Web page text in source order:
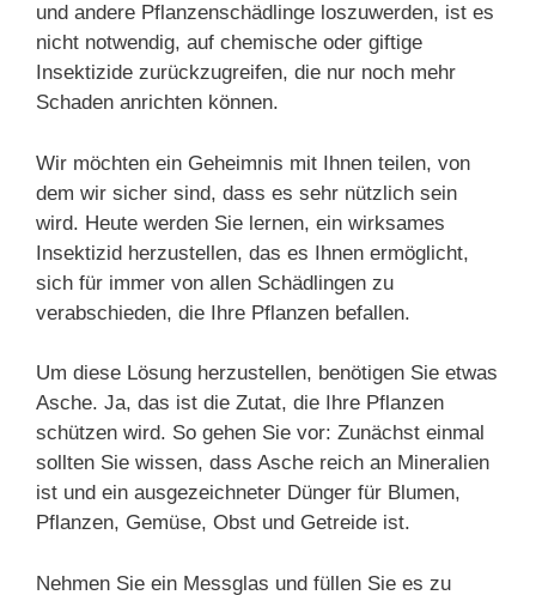
und andere Pflanzenschädlinge loszuwerden, ist es
nicht notwendig, auf chemische oder giftige
Insektizide zurückzugreifen, die nur noch mehr
Schaden anrichten können.
Wir möchten ein Geheimnis mit Ihnen teilen, von
dem wir sicher sind, dass es sehr nützlich sein
wird. Heute werden Sie lernen, ein wirksames
Insektizid herzustellen, das es Ihnen ermöglicht,
sich für immer von allen Schädlingen zu
verabschieden, die Ihre Pflanzen befallen.
Um diese Lösung herzustellen, benötigen Sie etwas
Asche. Ja, das ist die Zutat, die Ihre Pflanzen
schützen wird. So gehen Sie vor: Zunächst einmal
sollten Sie wissen, dass Asche reich an Mineralien
ist und ein ausgezeichneter Dünger für Blumen,
Pflanzen, Gemüse, Obst und Getreide ist.
Nehmen Sie ein Messglas und füllen Sie es zu